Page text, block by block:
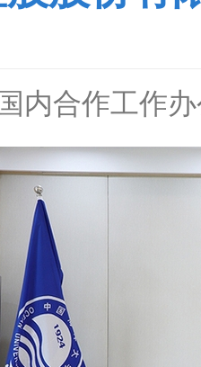
内合作工作